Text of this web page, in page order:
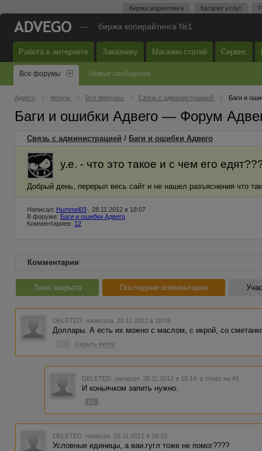
Биржа маркетинга Каталог услуг
— биржа копирайтинга №1
Работа в интернете Заказчику Магазин статей Сервис
Все форумы Новые сообщения
Адвего Форум Все форумы Связь с администрацией Баги и
Баги и ошибки Адвего — Форум
Связь с администрацией / Баги и ошибки Адвего
у.е. - что это такое и с чем его
Добрый день, перерыл весь сайт и не нашел разъяснения что
Написал: Hummel03 , 28.11.2012 в 18:07
В форуме: Баги и ошибки Адвего
Комментариев: 12
Комментарии
Тема закрыта Последние комментарии
DELETED написала 28.11.2012 в 18:09
Доллары. А есть их можно с маслом, с икрой, со
Скрыть ветку
DELETED написал 28.11.2012 в 18:14 в ответ на #1
И коньячком запить нужно.
#4
DELETED написал 28.11.2012 в 18:10
Условные единицы, а ваи.гугл тоже не помог????